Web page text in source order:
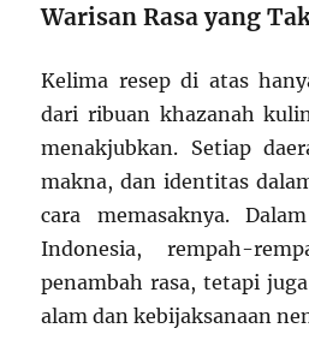
Warisan Rasa yang
Kelima resep di atas
dari ribuan khazanah
menakjubkan. Setiap
makna, dan identitas
cara memasaknya.
Indonesia, rempah-
penambah rasa, tetapi
alam dan kebijaksanaan